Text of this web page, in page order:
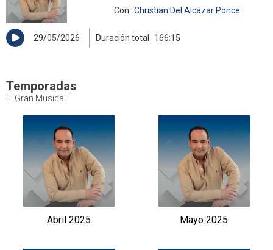
Con Christian Del Alcázar Ponce
29/05/2026 Duración total 166:15
Temporadas
El Gran Musical
Abril 2025 Mayo 2025